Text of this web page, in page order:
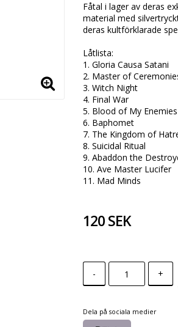
Fåtal i lager av deras
material med
deras kultförklarade
Låtlista:
1. Gloria Causa Satani
2. Master of
3. Witch Night
4. Final War
5. Blood of My Enemies
6. Baphomet
7. The Kingdom of
8. Suicidal Ritual
9. Abaddon the
10. Ave Master Lucifer
11. Mad Minds
120 SEK
- +
Dela på sociala medier